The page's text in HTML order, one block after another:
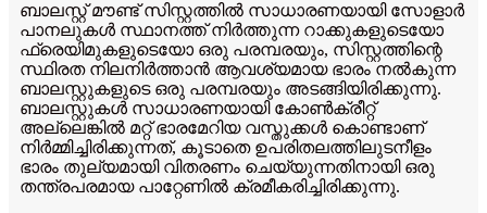
ബാലസ്റ്റ് മൗണ്ട് സിസ്റ്റത്തിൽ സാധാരണയായി സോളാർ
പാനലുകൾ സ്ഥാനത്ത് നിർത്തുന്ന റാക്കുകളുടെയോ
ഫ്രെയിമുകളുടെയോ ഒരു പരമ്പരയും, സിസ്റ്റത്തിന്റെ
സ്ഥിരത നിലനിർത്താൻ ആവശ്യമായ ഭാരം നൽകുന്ന
ബാലസ്റ്റുകളുടെ ഒരു പരമ്പരയും അടങ്ങിയിരിക്കുന്നു.
ബാലസ്റ്റുകൾ സാധാരണയായി കോൺക്രീറ്റ്
അല്ലെങ്കിൽ മറ്റ് ഭാരമേറിയ വസ്തുക്കൾ കൊണ്ടാണ്
നിർമ്മിച്ചിരിക്കുന്നത്, കൂടാതെ ഉപരിതലത്തിലുടനീളം
ഭാരം തുല്യമായി വിതരണം ചെയ്യുന്നതിനായി ഒരു
തന്ത്രപരമായ പാറ്റേണിൽ ക്രമീകരിച്ചിരിക്കുന്നു.